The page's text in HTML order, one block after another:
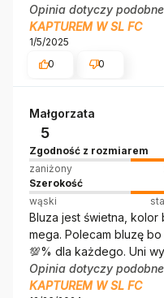
Opinia dotyczy
KAPTUREM W SL FC
1/5/2025
0
0
Małgorzata
5
Zgodność z rozmiarem
zaniżony
Szerokość
wąski
Bluza jest świetna,
mega. Polecam bluzę
💯% dla każdego. Uni
Opinia dotyczy
KAPTUREM W SL FC